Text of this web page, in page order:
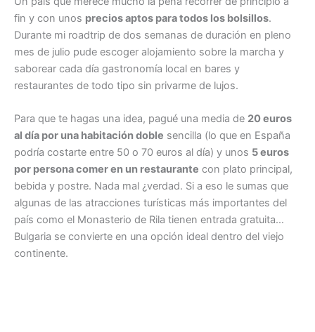
fin y con unos precios aptos para todos los bolsillos.
Durante mi roadtrip de dos semanas de duración en pleno
mes de julio pude escoger alojamiento sobre la marcha y
saborear cada día gastronomía local en bares y
restaurantes de todo tipo sin privarme de lujos.
Para que te hagas una idea, pagué una media de 20 euros
al día por una habitación doble sencilla (lo que en España
podría costarte entre 50 o 70 euros al día) y unos 5 euros
por persona comer en un restaurante con plato principal,
bebida y postre. Nada mal ¿verdad. Si a eso le sumas que
algunas de las atracciones turísticas más importantes del
país como el Monasterio de Rila tienen entrada gratuita…
Bulgaria se convierte en una opción ideal dentro del viejo
continente.